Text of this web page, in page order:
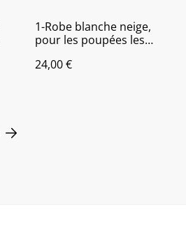
1-Robe blanche neige,
pour les poupées les
Paola Reina
24,00 €